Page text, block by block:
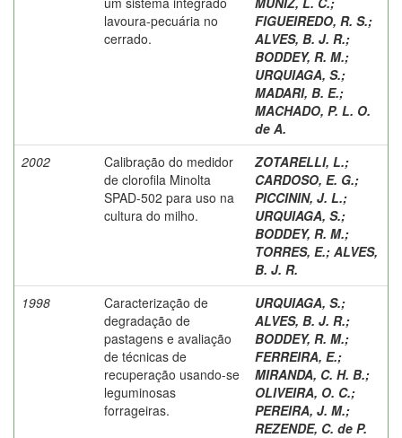
lavoura-pecuária no
cerrado.
FIGUEIREDO, R. S.;
ALVES, B. J. R.;
BODDEY, R. M.;
URQUIAGA, S.;
MADARI, B. E.;
MACHADO, P. L. O.
de A.
2002
Calibração do medidor
de clorofila Minolta
SPAD-502 para uso na
cultura do milho.
ZOTARELLI, L.;
CARDOSO, E. G.;
PICCININ, J. L.;
URQUIAGA, S.;
BODDEY, R. M.;
TORRES, E.; ALVES,
B. J. R.
1998
Caracterização de
degradação de
pastagens e avaliação
de técnicas de
recuperação usando-se
leguminosas
forrageiras.
URQUIAGA, S.;
ALVES, B. J. R.;
BODDEY, R. M.;
FERREIRA, E.;
MIRANDA, C. H. B.;
OLIVEIRA, O. C.;
PEREIRA, J. M.;
REZENDE, C. de P.